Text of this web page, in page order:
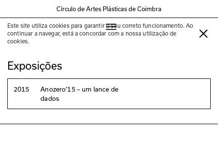
Círculo de Artes Plásticas de Coimbra
Este site utiliza cookies para garantir o seu correto funcionamento. Ao
continuar a navegar, está a concordar com a nossa utilização de
cookies.
Sílvia Pinto Coelho
Exposições
2015
Anozero‘15 – um lance de
dados